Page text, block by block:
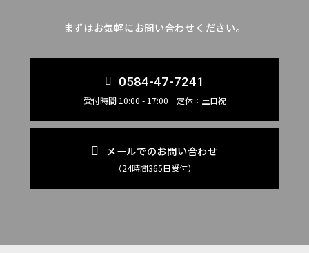
まずはお気軽にお問い合わせください。
0584-47-7241
受付時間 10:00 - 17:00 定休：土日祝
メールでのお問い合わせ
（24時間365日受付）